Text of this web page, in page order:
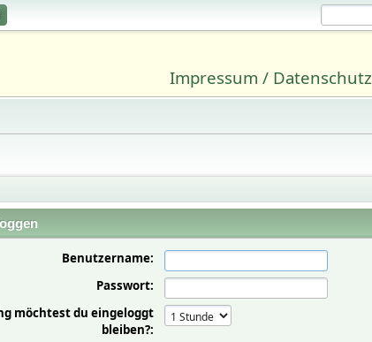
Impressum / Datenschutz
Benutzername:
Passwort:
möchtest du eingeloggt
bleiben?: